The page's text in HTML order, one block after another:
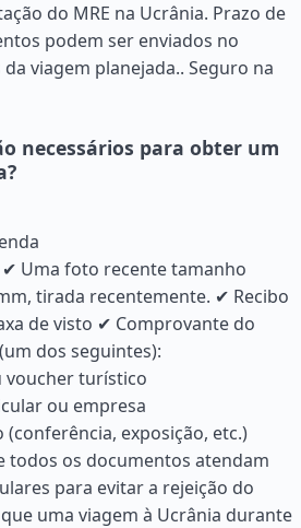
do MRE na Ucrânia. Prazo de
podem ser enviados no
viagem planejada.. Seguro na
necessários para obter um
Uma foto recente tamanho
tirada recentemente. ✔ Recibo
de visto ✔ Comprovante do
dos seguintes):
voucher turístico
ou empresa
(conferência, exposição, etc.)
todos os documentos atendam
para evitar a rejeição do
uma viagem à Ucrânia durante